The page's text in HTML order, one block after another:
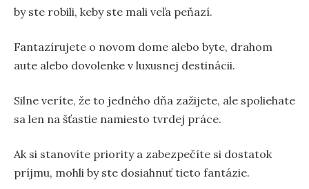
by ste robili, keby ste mali veľa peňazí.
Fantazírujete o novom dome alebo byte, drahom
aute alebo dovolenke v luxusnej destinácii.
Silne veríte, že to jedného dňa zažijete, ale spoliehate
sa len na šťastie namiesto tvrdej práce.
Ak si stanovíte priority a zabezpečíte si dostatok
príjmu, mohli by ste dosiahnuť tieto fantázie.